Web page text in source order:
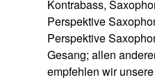
Kontrabass,
Perspektive
Perspektive
Gesang; allen
empfehlen wir unsere